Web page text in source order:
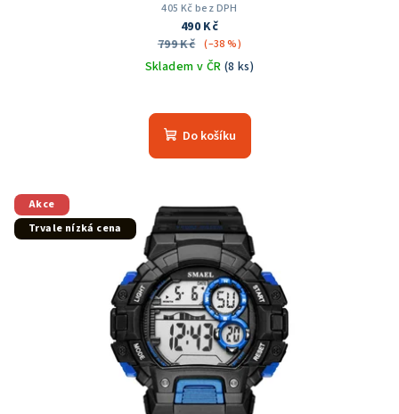
405 Kč bez DPH
490 Kč
799 Kč (–38 %)
Skladem v ČR (8 ks)
hodnocení
produktu
5
hvězdiček.
Do košíku
Akce
Trvale nízká cena